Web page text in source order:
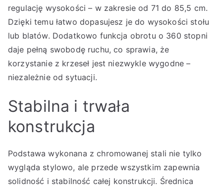
regulację wysokości – w zakresie od 71 do 85,5 cm.
Dzięki temu łatwo dopasujesz je do wysokości stołu
lub blatów. Dodatkowo funkcja obrotu o 360 stopni
daje pełną swobodę ruchu, co sprawia, że
korzystanie z krzeseł jest niezwykle wygodne –
niezależnie od sytuacji.
Stabilna i trwała
konstrukcja
Podstawa wykonana z chromowanej stali nie tylko
wygląda stylowo, ale przede wszystkim zapewnia
solidność i stabilność całej konstrukcji. Średnica